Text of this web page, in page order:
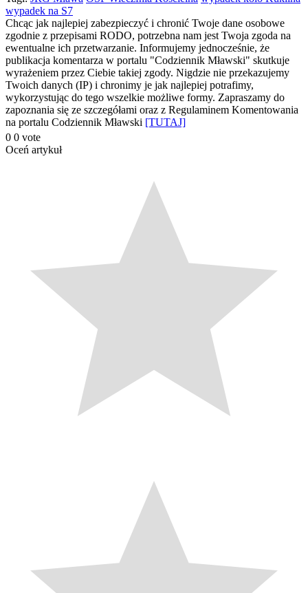
się
wypadek na S7
Chcąc jak najlepiej zabezpieczyć i chronić Twoje dane osobowe
zgodnie z przepisami RODO, potrzebna nam jest Twoja zgoda na
ewentualne ich przetwarzanie. Informujemy jednocześnie, że
publikacja komentarza w portalu "Codziennik Mławski" skutkuje
wyrażeniem przez Ciebie takiej zgody. Nigdzie nie przekazujemy
Twoich danych (IP) i chronimy je jak najlepiej potrafimy,
wykorzystując do tego wszelkie możliwe formy. Zapraszamy do
zapoznania się ze szczegółami oraz z Regulaminem Komentowania
na portalu Codziennik Mławski [TUTAJ]
0 0 vote
Oceń artykuł